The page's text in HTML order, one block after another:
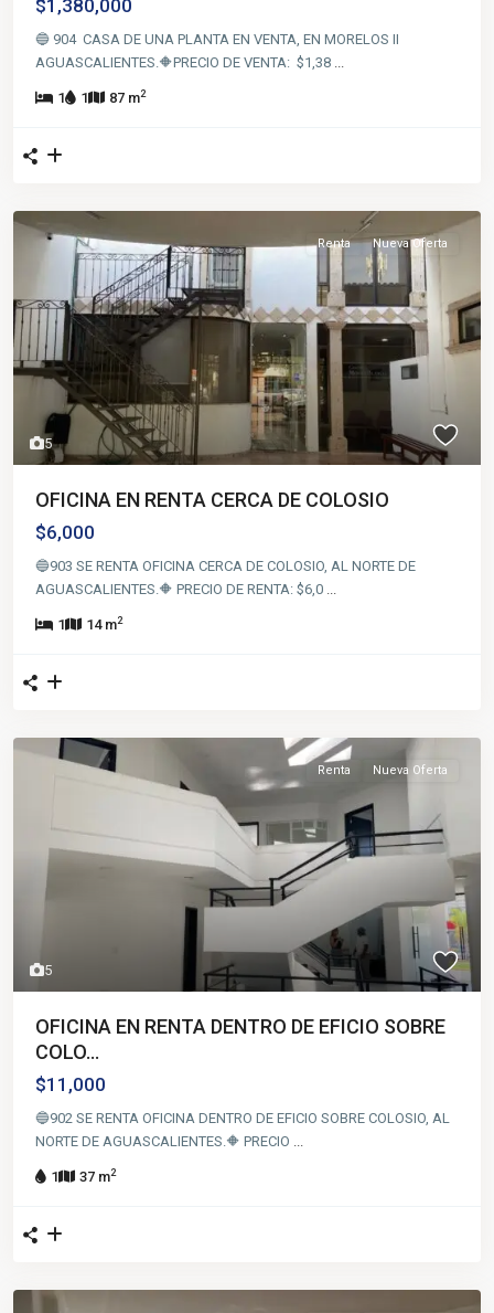
$1,380,000
🔵 904 CASA DE UNA PLANTA EN VENTA, EN MORELOS II
AGUASCALIENTES.🔶️PRECIO DE VENTA: $1,38 ...
1 1 87 m2
5
Renta Nueva Oferta
OFICINA EN RENTA CERCA DE COLOSIO
$6,000
🔵903 SE RENTA OFICINA CERCA DE COLOSIO, AL NORTE DE
AGUASCALIENTES.🔶 PRECIO DE RENTA: $6,0 ...
1 14 m2
5
Renta Nueva Oferta
OFICINA EN RENTA DENTRO DE EFICIO SOBRE
COLO...
$11,000
🔵902 SE RENTA OFICINA DENTRO DE EFICIO SOBRE COLOSIO, AL
NORTE DE AGUASCALIENTES.🔶 PRECIO ...
1 37 m2